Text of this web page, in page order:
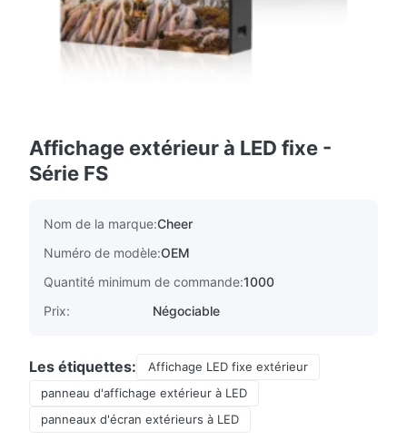
Affichage extérieur à LED fixe -
Série FS
Nom de la marque:Cheer
Numéro de modèle:OEM
Quantité minimum de commande:1000
Prix:
Négociable
Les étiquettes:
Affichage LED fixe extérieur
panneau d'affichage extérieur à LED
panneaux d'écran extérieurs à LED